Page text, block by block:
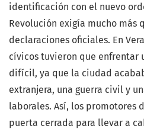
identificación con el nuevo
Revolución exigía mucho más
declaraciones oficiales. En
cívicos tuvieron que enfrentar
difícil, ya que la ciudad
extranjera, una guerra civil y
laborales. Así, los promotores
puerta cerrada para llevar a